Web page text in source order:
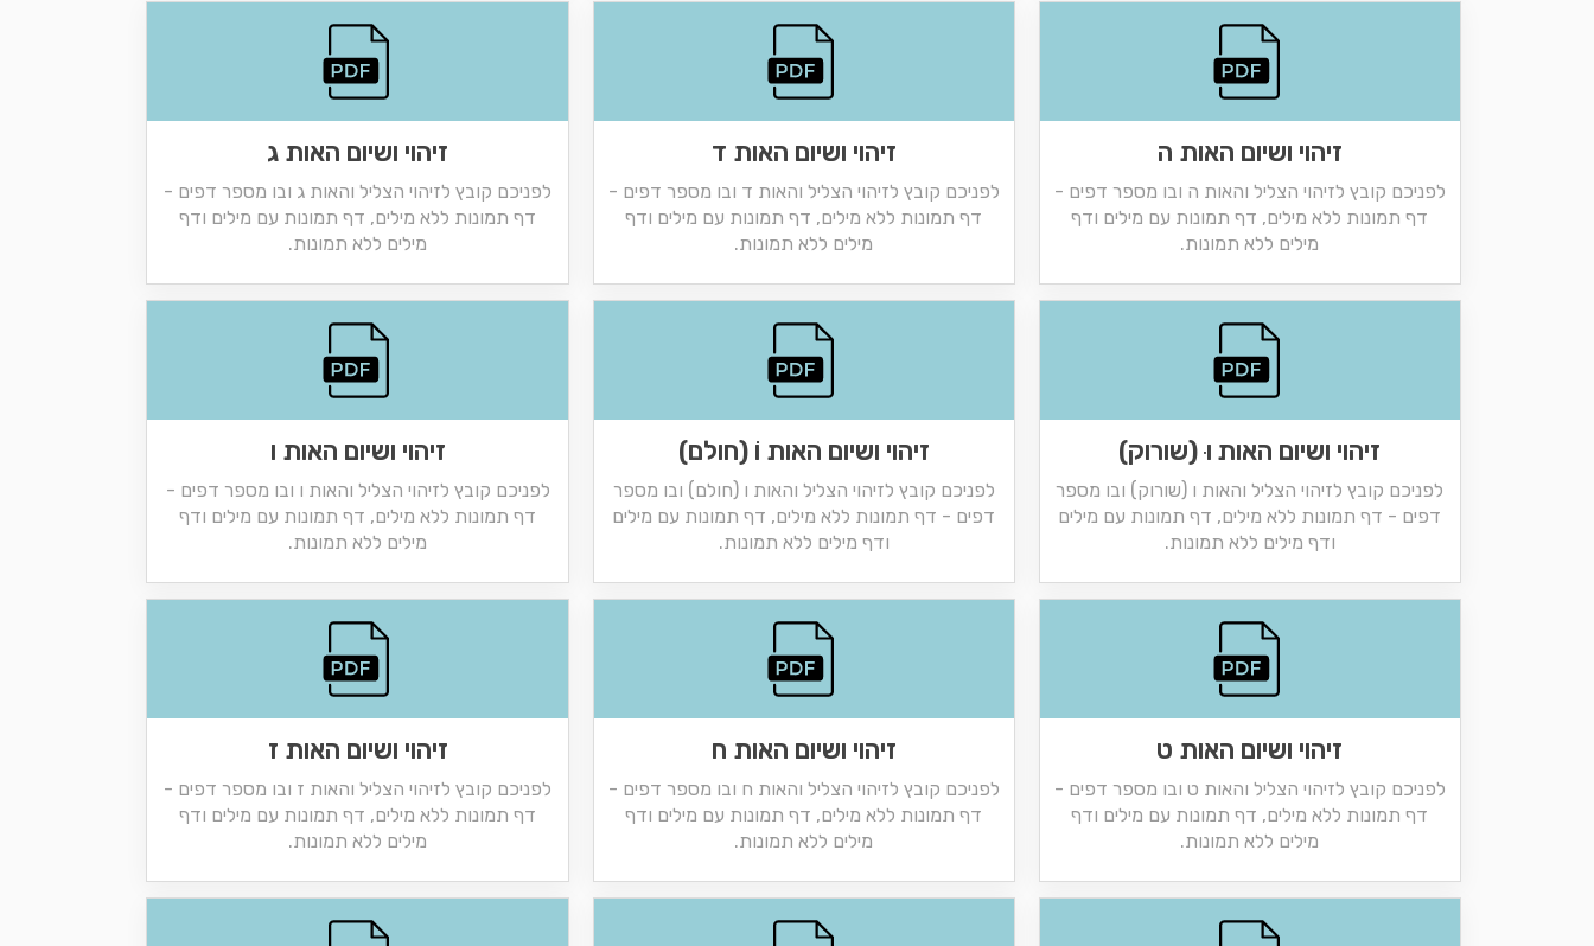
זיהוי ושיום האות ג
לפניכם קובץ לזיהוי הצליל והאות ג ובו מספר דפים -
דף תמונות ללא מילים, דף תמונות עם מילים ודף
מילים ללא תמונות.
זיהוי ושיום האות ד
לפניכם קובץ לזיהוי הצליל והאות ד ובו מספר דפים -
דף תמונות ללא מילים, דף תמונות עם מילים ודף
מילים ללא תמונות.
זיהוי ושיום האות ה
לפניכם קובץ לזיהוי הצליל והאות ה ובו מספר דפים -
דף תמונות ללא מילים, דף תמונות עם מילים ודף
מילים ללא תמונות.
זיהוי ושיום האות ו
לפניכם קובץ לזיהוי הצליל והאות ו ובו מספר דפים -
דף תמונות ללא מילים, דף תמונות עם מילים ודף
מילים ללא תמונות.
זיהוי ושיום האות וֹ (חולם)
לפניכם קובץ לזיהוי הצליל והאות ו (חולם) ובו מספר
דפים - דף תמונות ללא מילים, דף תמונות עם מילים
ודף מילים ללא תמונות.
זיהוי ושיום האות וּ (שורוק)
לפניכם קובץ לזיהוי הצליל והאות ו (שורוק) ובו מספר
דפים - דף תמונות ללא מילים, דף תמונות עם מילים
ודף מילים ללא תמונות.
זיהוי ושיום האות ז
לפניכם קובץ לזיהוי הצליל והאות ז ובו מספר דפים -
דף תמונות ללא מילים, דף תמונות עם מילים ודף
מילים ללא תמונות.
זיהוי ושיום האות ח
לפניכם קובץ לזיהוי הצליל והאות ח ובו מספר דפים -
דף תמונות ללא מילים, דף תמונות עם מילים ודף
מילים ללא תמונות.
זיהוי ושיום האות ט
לפניכם קובץ לזיהוי הצליל והאות ט ובו מספר דפים -
דף תמונות ללא מילים, דף תמונות עם מילים ודף
מילים ללא תמונות.